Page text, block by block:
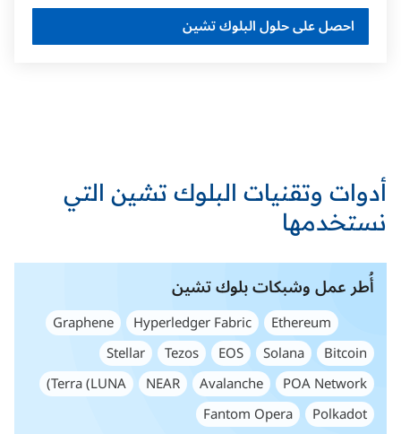
احصل على حلول البلوك تشين
أدوات وتقنيات البلوك تشين التي
نستخدمها
أُطر عمل وشبكات بلوك تشين
Ethereum
Hyperledger Fabric
Graphene
Bitcoin
Solana
EOS
Tezos
Stellar
POA Network
Avalanche
NEAR
Terra (LUNA)
Polkadot
Fantom Opera